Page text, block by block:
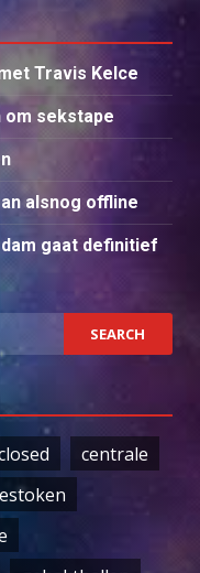
Travis Kelce
om sekstape
alsnog offline
gaat definitief
centrale